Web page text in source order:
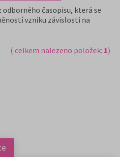
odborného časopisu, která se
vzniku závislosti na
( celkem nalezeno položek: 1)